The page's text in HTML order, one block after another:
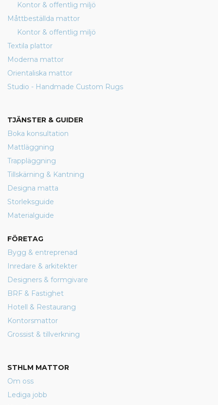
Kontor & offentlig miljö
Måttbeställda mattor
Kontor & offentlig miljö
Textila plattor
Moderna mattor
Orientaliska mattor
Studio - Handmade Custom Rugs
TJÄNSTER & GUIDER
Boka konsultation
Mattläggning
Trappläggning
Tillskärning & Kantning
Designa matta
Storleksguide
Materialguide
FÖRETAG
Bygg & entreprenad
Inredare & arkitekter
Designers & formgivare
BRF & Fastighet
Hotell & Restaurang
Kontorsmattor
Grossist & tillverkning
STHLM MATTOR
Om oss
Lediga jobb